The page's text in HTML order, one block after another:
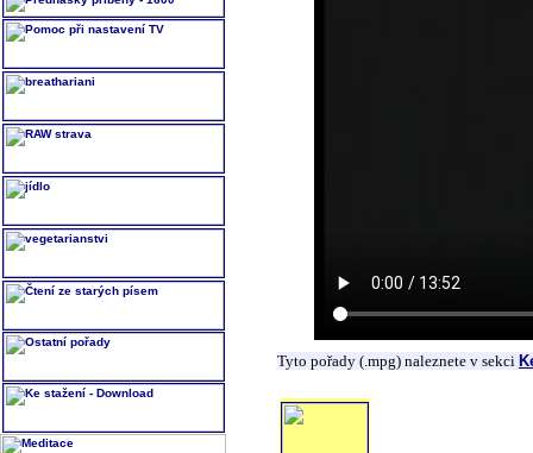
Tyto pořady (.mpg) naleznete v sekci